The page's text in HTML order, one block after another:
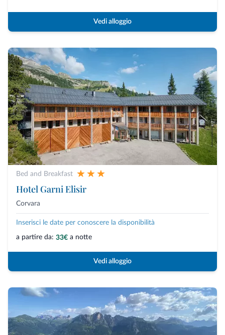
Vedi alloggio
Bed and Breakfast
Hotel Garni Elisir
Corvara
Inserisci le date per conoscere la disponibilità
a partire da: 33€ a notte
Vedi alloggio